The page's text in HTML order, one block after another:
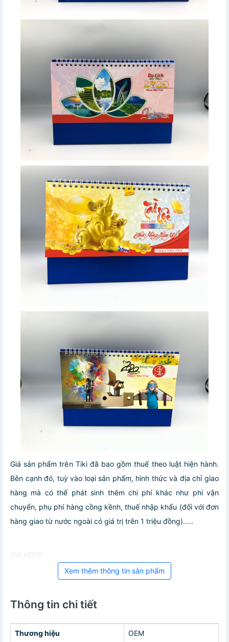
Giá sản phẩm trên Tiki đã bao gồm thuế theo luật hiện hành.
Bên cạnh đó, tuỳ vào loại sản phẩm, hình thức và địa chỉ giao
hàng mà có thể phát sinh thêm chi phí khác như phí vận
chuyển, phụ phí hàng cồng kềnh, thuế nhập khẩu (đối với đơn
hàng giao từ nước ngoài có giá trị trên 1 triệu đồng).....
Giá ABCD
Xem thêm thông tin sản phẩm
Thông tin chi tiết
Thương hiệu OEM